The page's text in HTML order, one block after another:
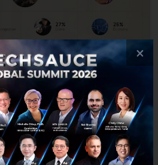
โน้มโหวตพรรคการเมืองที่ให้ความ
มาร์เก็ตบัซซ เมื่อถามถึงประเด็นทางสังคมที่
“ปัญหาด้านสิ่งแวดล้อม” เป็นปัญหาที่คน
ดับต้นๆ ของประเทศมากกว่...
×